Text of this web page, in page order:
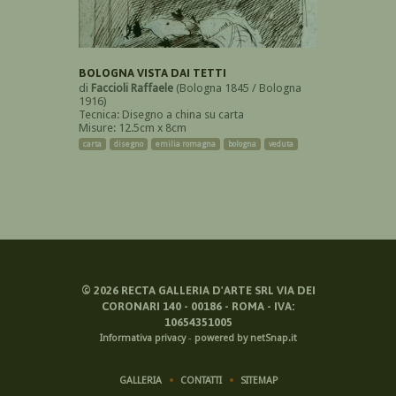
BOLOGNA VISTA DAI TETTI
di Faccioli Raffaele (Bologna 1845 / Bologna
1916)
Tecnica: Disegno a china su carta
Misure: 12.5cm x 8cm
carta disegno emilia romagna bologna veduta
© 2026RECTA GALLERIA D'ARTE SRL VIA DEI
CORONARI 140 - 00186 - ROMA - IVA:
10654351005
Informativa privacy- powered by netSnap.it
GALLERIA CONTATTI SITEMAP